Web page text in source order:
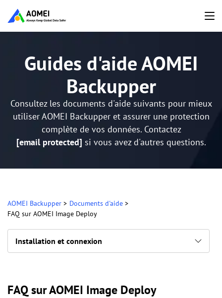
Guides d'aide AOMEI
Backupper
Consultez les documents d'aide suivants pour mieux
utiliser AOMEI Backupper et assurer une protection
complète de vos données. Contactez
[email protected] si vous avez d'autres questions.
AOMEI Backupper > Documents d'aide >
FAQ sur AOMEI Image Deploy
Installation et connexion
FAQ sur AOMEI Image Deploy